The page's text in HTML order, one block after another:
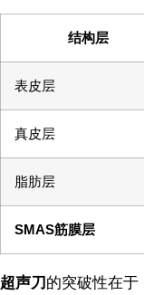
结构层
表皮层
真皮层
脂肪层
SMAS筋膜层
超声刀 的突破性在于